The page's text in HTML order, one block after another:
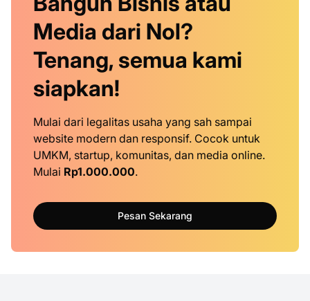
Media dari Nol?
Tenang, semua kami
siapkan!
Mulai dari legalitas usaha yang sah sampai
website modern dan responsif. Cocok untuk
UMKM, startup, komunitas, dan media online.
Mulai Rp1.000.000.
Pesan Sekarang